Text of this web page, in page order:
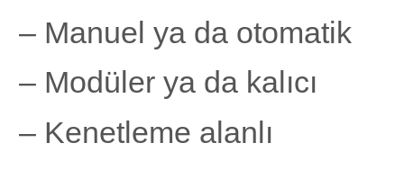
– Manuel ya da otomatik
– Modüler ya da kalıcı
– Kenetleme alanlı